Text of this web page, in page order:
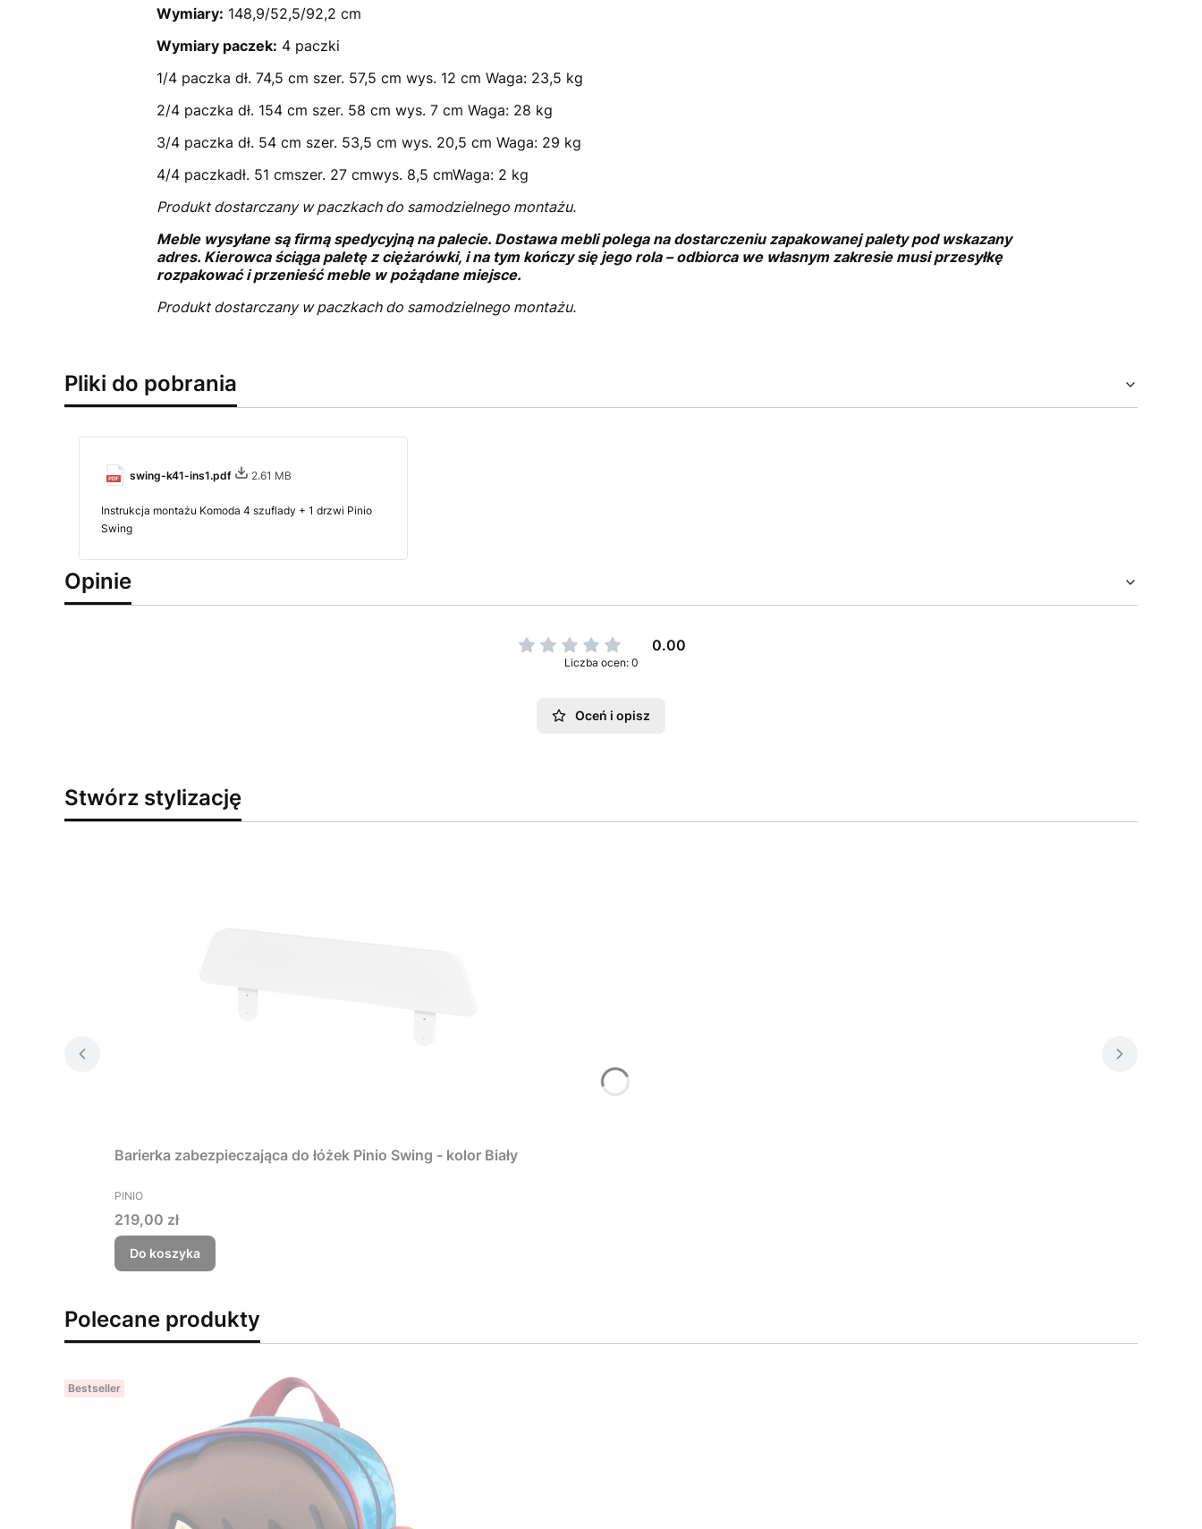
Wymiary: 148,9/52,5/92,2 cm
Wymiary paczek: 4 paczki
1/4 paczka dł. 74,5 cm szer. 57,5 cm wys. 12 cm Waga: 23,5 kg
2/4 paczka dł. 154 cm szer. 58 cm wys. 7 cm Waga: 28 kg
3/4 paczka dł. 54 cm szer. 53,5 cm wys. 20,5 cm Waga: 29 kg
4/4 paczkadł. 51 cmszer. 27 cmwys. 8,5 cmWaga: 2 kg
Produkt dostarczany w paczkach do samodzielnego montażu.
Meble wysyłane są firmą spedycyjną na palecie. Dostawa mebli polega na dostarczeniu zapakowanej palety pod wskazany
adres. Kierowca ściąga paletę z ciężarówki, i na tym kończy się jego rola – odbiorca we własnym zakresie musi przesyłkę
rozpakować i przenieść meble w pożądane miejsce.
Produkt dostarczany w paczkach do samodzielnego montażu.
Pliki do pobrania
swing-k41-ins1.pdf 2.61 MB
Instrukcja montażu Komoda 4 szuflady + 1 drzwi Pinio
Swing
Opinie
0.00
Liczba ocen: 0
Oceń i opisz
Stwórz stylizację
Barierka zabezpieczająca do łóżek Pinio Swing - kolor Biały
PRODUCENT
PINIO
Cena
219,00 zł
Do koszyka
Polecane produkty
Bestseller